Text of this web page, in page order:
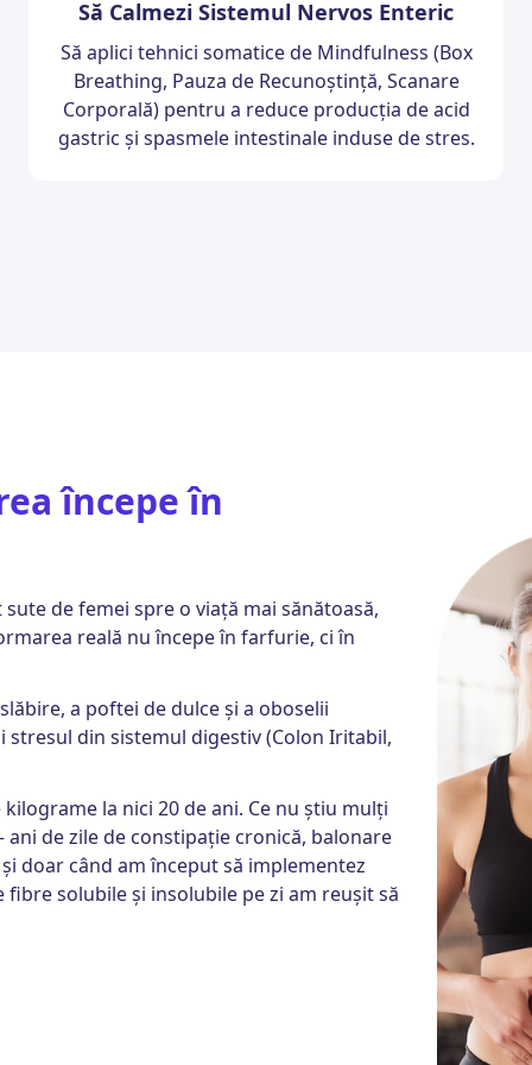
Să Calmezi Sistemul Nervos Enteric
Să aplici tehnici somatice de Mindfulness (Box
Breathing, Pauza de Recunoștință, Scanare
Corporală) pentru a reduce producția de acid
gastric și spasmele intestinale induse de stres.
începe în
de femei spre o viață mai sănătoasă,
reală nu începe în farfurie, ci în
a poftei de dulce și a oboselii
din sistemul digestiv (Colon Iritabil,
la nici 20 de ani. Ce nu știu mulți
de zile de constipație cronică, balonare
doar când am început să implementez
solubile și insolubile pe zi am reușit să